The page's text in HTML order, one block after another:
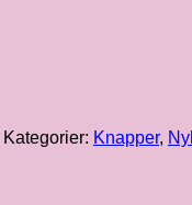
Kategorier: Knapper,